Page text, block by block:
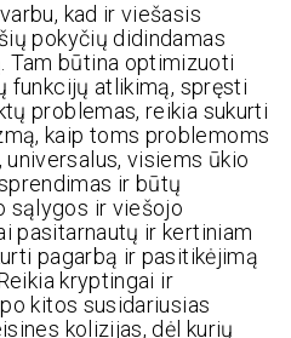
kad ir viešasis
pokyčių didindamas
Tam būtina optimizuoti
funkcijų atlikimą, spręsti
problemas, reikia sukurti
kaip toms problemoms
visiems ūkio
ir būtų
sąlygos ir viešojo
pasitarnautų ir kertiniam
pagarbą ir pasitikėjimą
kryptingai ir
kitos susidariusias
kolizijas, dėl kurių